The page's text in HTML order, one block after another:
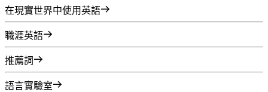
在現實世界中使用英語
職涯英語
推薦詞
語言實驗室